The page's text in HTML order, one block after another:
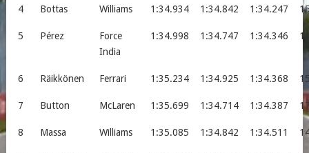
4 Bottas Williams 1:34.934 1:34.842 1:34.247
5 Pérez
Force
India
1:34.998 1:34.747 1:34.346
6 Räikkönen Ferrari 1:35.234 1:34.925 1:34.368
7 Button McLaren 1:35.699 1:34.714 1:34.387
8 Massa Williams 1:35.085 1:34.842 1:34.511